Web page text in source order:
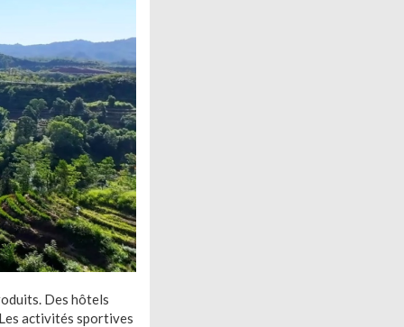
Des hôtels
activités sportives